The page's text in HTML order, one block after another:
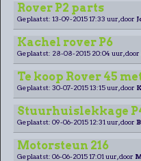
Rover P2 parts
Geplaatst: 13-09-2015 17:33 uur, door
Kachel rover P6
Geplaatst: 28-08-2015 20:04 uur, door
Te koop Rover 45
Geplaatst: 30-07-2015 13:15 uur, door
Stuurhuislekkage
Geplaatst: 09-06-2015 12:31 uur, door
Motorsteun 216
Geplaatst: 06-06-2015 17:01 uur, door